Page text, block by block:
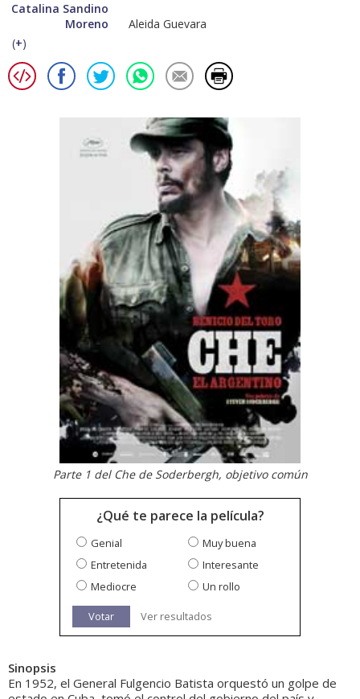
Catalina Sandino
Moreno
Aleida Guevara
(+)
Parte 1 del Che de Soderbergh, objetivo común
¿Qué te parece la película?
Genial
Muy buena
Entretenida
Interesante
Mediocre
Un rollo
Votar Ver resultados
Sinopsis
En 1952, el General Fulgencio Batista orquestó un golpe de